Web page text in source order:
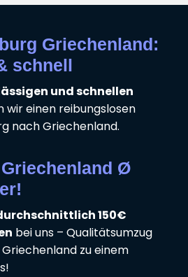
Griechenland:
schnell
und schnellen
wir einen reibungslosen
nach Griechenland.
Ø
150€
bei uns – Qualitätsumzug
zu einem